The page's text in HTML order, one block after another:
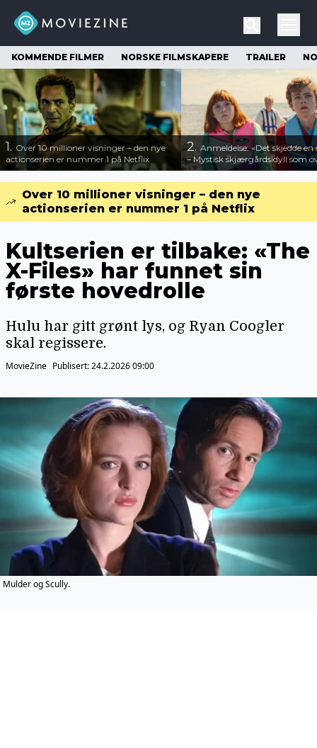
KOMMENDE FILMER NORSKE FILMSKAPERE TRAILER
1. Over 10 millioner visninger – den nye
actionserien er nummer 1 på Netflix
2. Anmeldelse: «Det skjedde
– Mystisk skjærgårdsidyll som
Over 10 millioner visninger – den nye
actionserien er nummer 1 på Netflix
Kultserien er tilbake: «The
X-Files» har funnet sin
første hovedrolle
Hulu har gitt grønt lys, og Ryan Coogler
skal regissere.
MovieZine Publisert:24.2.2026 09:00
Mulder og Scully.